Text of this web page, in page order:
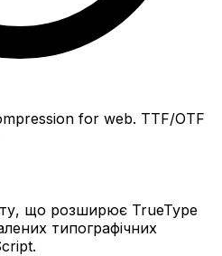
for web. TTF/OTF
що розширює TrueType
типографічних